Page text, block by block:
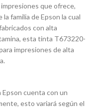
que ofrece,
familia de Epson la cual
con alta
esta tinta T673220-
impresiones de alta
cuenta con un
esto variará según el